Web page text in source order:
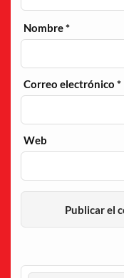
Nombre*
Correo electrónico*
Web